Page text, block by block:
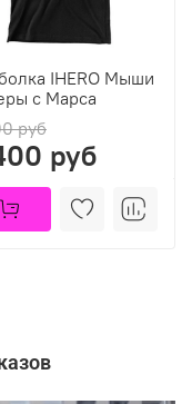
IHERO Мыши
с Марса
руб
руб